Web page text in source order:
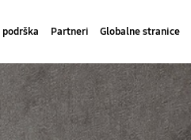
Partneri Globalne stranice